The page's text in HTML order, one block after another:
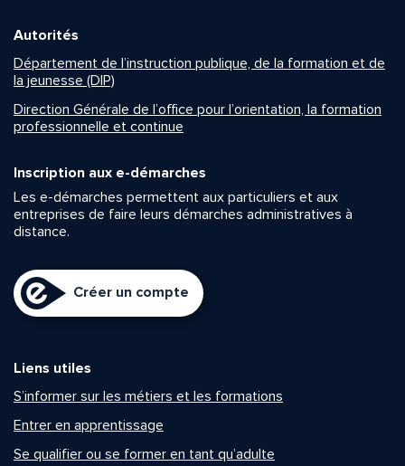
Autorités
Département de l’instruction publique, de la formation et de
la jeunesse (DIP)
Direction Générale de l’office pour l’orientation, la formation
professionnelle et continue
Inscription aux e-démarches
Les e-démarches permettent aux particuliers et aux
entreprises de faire leurs démarches administratives à
distance.
Créer un compte
Liens utiles
S’informer sur les métiers et les formations
Entrer en apprentissage
Se qualifier ou se former en tant qu’adulte